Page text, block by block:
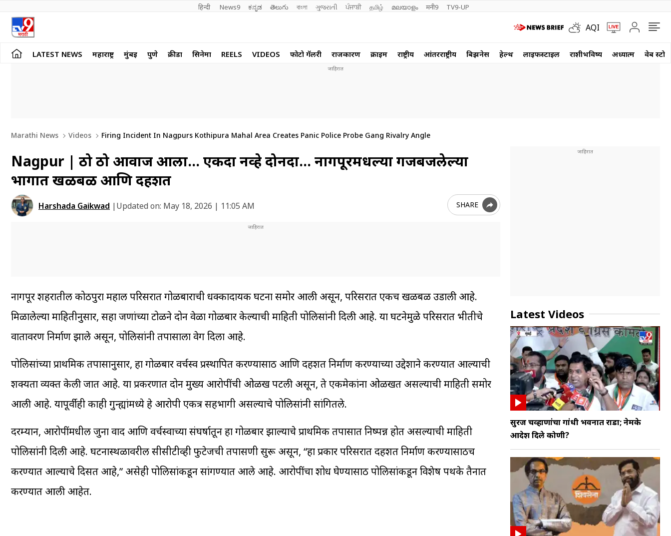
हिन्दी News9 ಕನ್ನಡ తెలుగు বাংলা ગુજરાતી ਪੰਜਾਬੀ தமிழ் മലയാളം मनी9 TV9-UP
AQI
LATEST NEWS महाराष्ट्र मुंबई पुणे क्रीडा सिनेमा REELS VIDEOS फोटो गॅलरी राजकारण क्राईम राष्ट्रीय आंतरराष्ट्रीय बिझनेस हेल्थ लाईफस्टाईल राशीभविष्य अध्यात्म वेब
Marathi News Videos Firing Incident In Nagpurs Kothipura Mahal Area Creates Panic Police Probe Gang Rivalry Angle
Nagpur | ठो ठो आवाज आला… एकदा नव्हे दोनदा… नागपूरमधल्या गजबजलेल्या
भागात खळबळ आणि दहशत
Harshada Gaikwad |Updated on: May 18, 2026 | 11:05 AM SHARE
नागपूर शहरातील कोठीपुरा महाल परिसरात गोळीबाराची धक्कादायक घटना समोर आली असून, परिसरात एकच खळबळ उडाली आहे.
मिळालेल्या माहितीनुसार, सहा जणांच्या टोळीने दोन वेळा गोळीबार केल्याची माहिती पोलिसांनी दिली आहे. या घटनेमुळे परिसरात भीतीचे
वातावरण निर्माण झाले असून, पोलिसांनी तपासाला वेग दिला आहे.
पोलिसांच्या प्राथमिक तपासानुसार, हा गोळीबार वर्चस्व प्रस्थापित करण्यासाठी आणि दहशत निर्माण करण्याच्या उद्देशाने करण्यात आल्याची
शक्यता व्यक्त केली जात आहे. या प्रकरणात दोन मुख्य आरोपींची ओळख पटली असून, ते एकमेकांना ओळखत असल्याची माहिती समोर
आली आहे. यापूर्वीही काही गुन्ह्यांमध्ये हे आरोपी एकत्र सहभागी असल्याचे पोलिसांनी सांगितले.
दरम्यान, आरोपींमधील जुना वाद आणि वर्चस्वाच्या संघर्षातून हा गोळीबार झाल्याचे प्राथमिक तपासात निष्पन्न होत असल्याची माहिती
पोलिसांनी दिली आहे. घटनास्थळावरील सीसीटीव्ही फुटेजची तपासणी सुरू असून, “हा प्रकार परिसरात दहशत निर्माण करण्यासाठीच
करण्यात आल्याचे दिसत आहे,” असेही पोलिसांकडून सांगण्यात आले आहे. आरोपींचा शोध घेण्यासाठी पोलिसांकडून विशेष पथके तैनात
करण्यात आली आहेत.
Latest Videos
सुरज चव्हाणांचा गांधी भवनात राडा; नेमके
आदेश दिले कोणी?